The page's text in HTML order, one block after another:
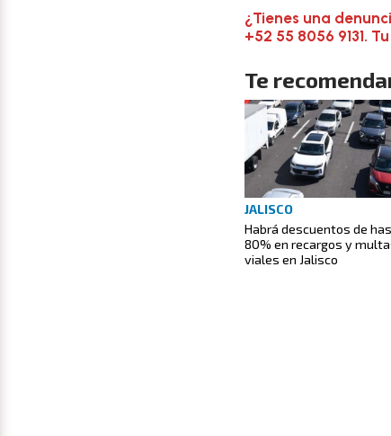
¿Tienes una
+52 55 8056 9131.
Te
JALISCO
Habrá descuentos de
80% en recargos y
viales en Jalisco